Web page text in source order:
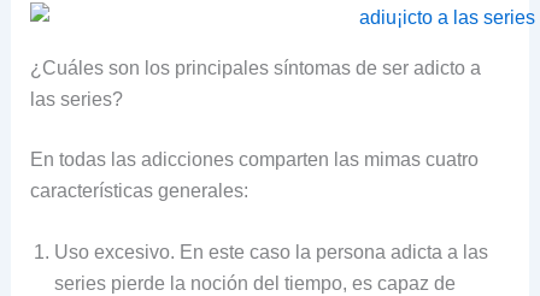
¿Cuáles son los principales síntomas de ser adicto a
las series?
En todas las adicciones comparten las mimas cuatro
características generales:
Uso excesivo. En este caso la persona adicta a las
series pierde la noción del tiempo, es capaz de